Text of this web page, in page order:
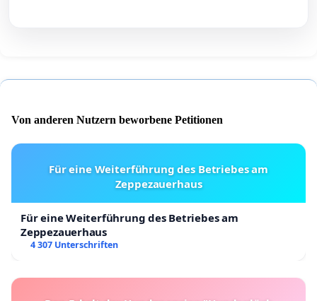
Von anderen Nutzern beworbene Petitionen
Für eine Weiterführung des Betriebes am
Zeppezauerhaus
Für eine Weiterführung des Betriebes am
Zeppezauerhaus
4 307 Unterschriften